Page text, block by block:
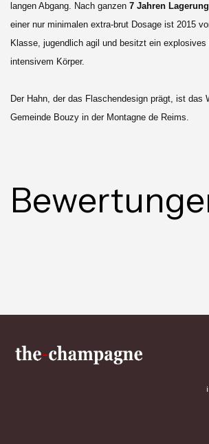
langen Abgang. Nach ganzen 7 Jahren
einer nur minimalen extra-brut Dosage ist 2015
Klasse, jugendlich agil und besitzt ein
intensivem Körper.
Der Hahn, der das Flaschendesign prägt, ist das
Gemeinde Bouzy in der Montagne de Reims.